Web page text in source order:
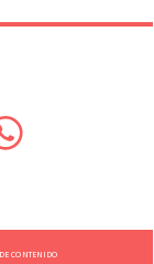
CONTENIDO